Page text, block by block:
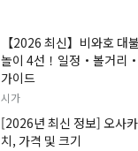
【2026 최신】비와호 대
놀이 4선！일정・볼거리
가이드
시가
[2026년 최신 정보] 오사
치, 가격 및 크기